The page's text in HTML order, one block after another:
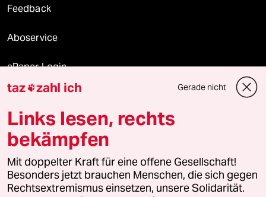
Feedback
Aboservice
ePaper Login
Downloads für Abonnierende
© 2026 taz Verlags und Vertriebs GmbH
Alle Rechte vorbehalten. Bei rechtlichen Fragen oder für Genehmigungen
wenden Sie sich bitte an lizenzen@taz.de
taz zahl ich Gerade nicht
Links lesen, rechts
bekämpfen
Mit doppelter Kraft für eine offene Gesellschaft!
Besonders jetzt brauchen Menschen, die sich gegen
Rechtsextremismus einsetzen, unsere Solidarität.